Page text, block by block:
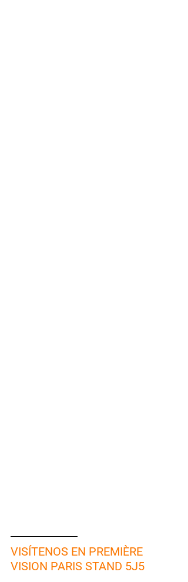
VISÍTENOS EN PREMIÈRE
VISION PARIS STAND 5J5